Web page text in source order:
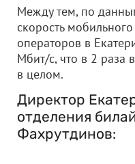
Между тем, по
скорость
операторов в
Мбит/с, что в 2 раза
в целом.
Директор
отделения
Фахрутдинов: